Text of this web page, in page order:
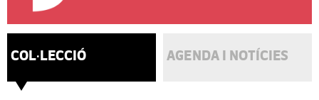
COL·LECCIÓ AGENDA I NOTÍCIES